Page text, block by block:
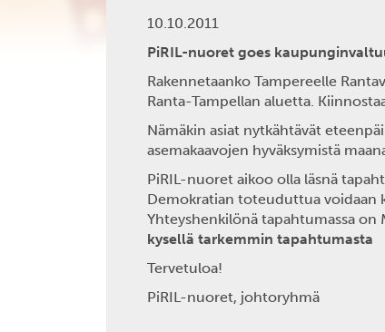
10.10.2011
PiRIL-nuoret goes
Rakennetaanko Tampereelle
Ranta-Tampellan aluetta.
Nämäkin asiat nytkähtävät
asemakaavojen hyväksymistä
PiRIL-nuoret aikoo olla läsnä
Demokratian toteuduttua voidaan
Yhteyshenkilönä tapahtumassa on
kysellä tarkemmin tapahtumasta
Tervetuloa!
PiRIL-nuoret, johtoryhmä